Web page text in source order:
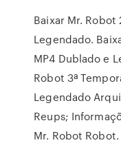
Baixar Mr. Robot
Legendado.
MP4 Dublado e
Robot 3ª
Legendado
Reups;
Mr. Robot